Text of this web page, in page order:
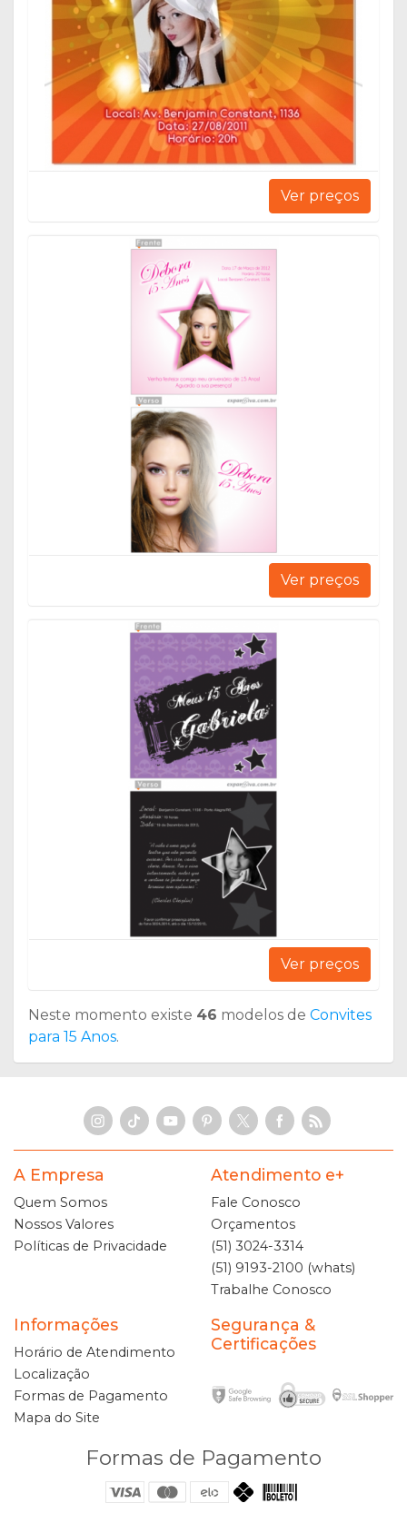
Ver preços
Ver preços
Ver preços
Neste momento existe 46 modelos de Convites
para 15 Anos.
A Empresa
Quem Somos
Nossos Valores
Políticas de Privacidade
Atendimento e+
Fale Conosco
Orçamentos
(51) 3024-3314
(51) 9193-2100 (whats)
Trabalhe Conosco
Informações
Horário de Atendimento
Localização
Formas de Pagamento
Mapa do Site
Segurança &
Certificações
Formas de Pagamento